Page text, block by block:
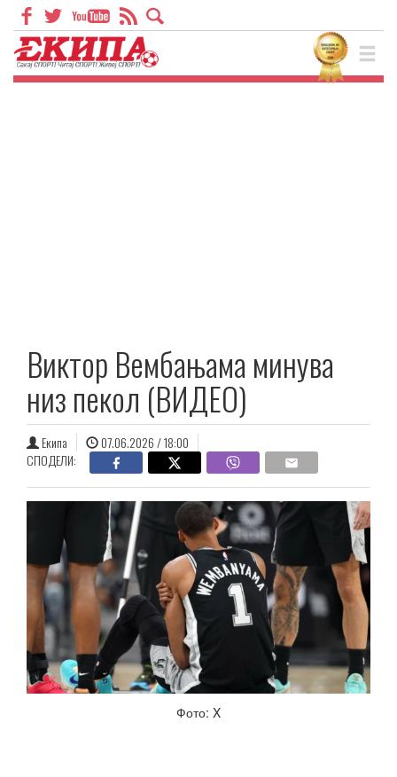
Виктор Вембањама минува
низ пекол (ВИДЕО)
Екипа
07.06.2026 / 18:00
СПОДЕЛИ:
Фото: X